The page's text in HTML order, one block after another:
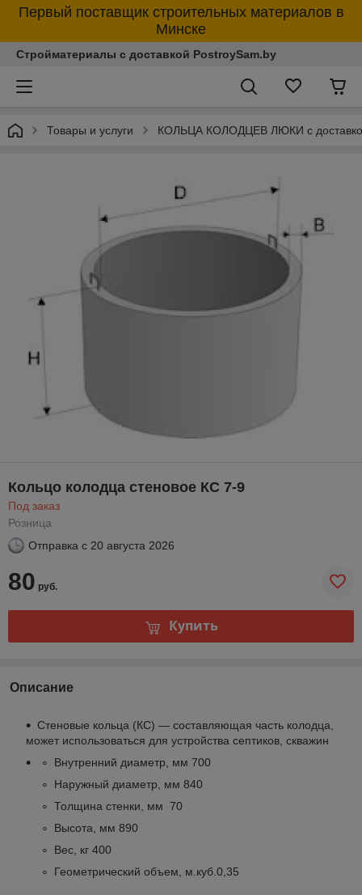
Первый поставщик строительных материалов в
Минске
Стройматериалы с доставкой PostroySam.by
Товары и услуги КОЛЬЦА КОЛОДЦЕВ ЛЮКИ с
Кольцо колодца стеновое КС 7-9
Под заказ
Розница
Отправка с 20 августа 2026
80 руб.
Купить
Описание
Стеновые кольца (КС) — составляющая часть колодца,
может использоваться для устройства септиков, скважин
Внутренний диаметр, мм 700
Наружный диаметр, мм 840
Толщина стенки, мм 70
Высота, мм 890
Вес, кг 400
Геометрический объем, м.куб.0,35